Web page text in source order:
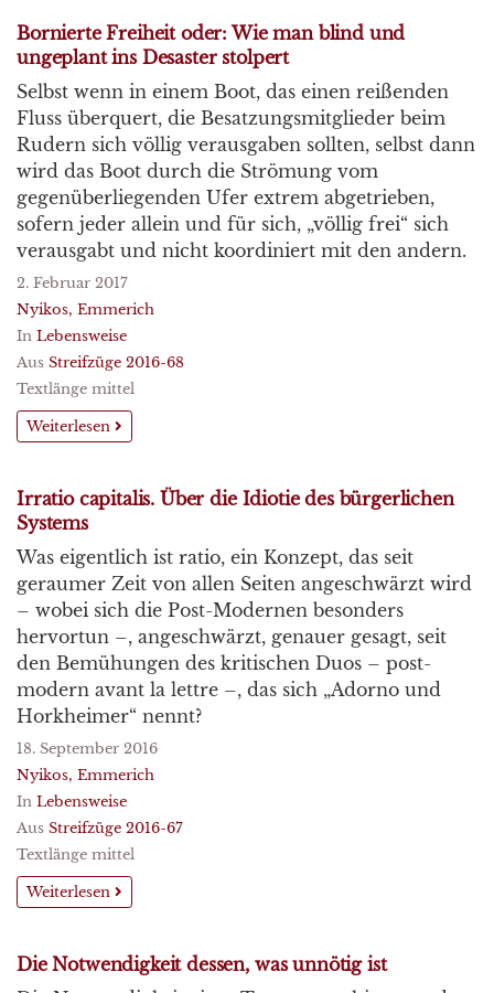
Bornierte Freiheit oder: Wie man blind und
ungeplant ins Desaster stolpert
Selbst wenn in einem Boot, das einen reißenden
Fluss überquert, die Besatzungsmitglieder beim
Rudern sich völlig verausgaben sollten, selbst dann
wird das Boot durch die Strömung vom
gegenüberliegenden Ufer extrem abgetrieben,
sofern jeder allein und für sich, „völlig frei“ sich
verausgabt und nicht koordiniert mit den andern.
2. Februar 2017
Nyikos, Emmerich
In Lebensweise
Aus Streifzüge 2016-68
Textlänge mittel
Weiterlesen
Irratio capitalis. Über die Idiotie des bürgerlichen
Systems
Was eigentlich ist ratio, ein Konzept, das seit
geraumer Zeit von allen Seiten angeschwärzt wird
– wobei sich die Post-Modernen besonders
hervortun –, angeschwärzt, genauer gesagt, seit
den Bemühungen des kritischen Duos – post-
modern avant la lettre –, das sich „Adorno und
Horkheimer“ nennt?
18. September 2016
Nyikos, Emmerich
In Lebensweise
Aus Streifzüge 2016-67
Textlänge mittel
Weiterlesen
Die Notwendigkeit dessen, was unnötig ist